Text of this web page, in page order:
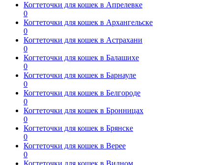
Когтеточки для кошек в Апрелевке
0
Когтеточки для кошек в Архангельске
0
Когтеточки для кошек в Астрахани
0
Когтеточки для кошек в Балашихе
0
Когтеточки для кошек в Барнауле
0
Когтеточки для кошек в Белгороде
0
Когтеточки для кошек в Бронницах
0
Когтеточки для кошек в Брянске
0
Когтеточки для кошек в Верее
0
Когтеточки для кошек в Видном